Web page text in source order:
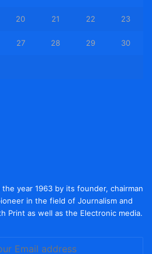
20 21 22 23
27 28 29 30
the year 1963 by its founder, chairman
in the field of Journalism and
Print as well as the Electronic media.